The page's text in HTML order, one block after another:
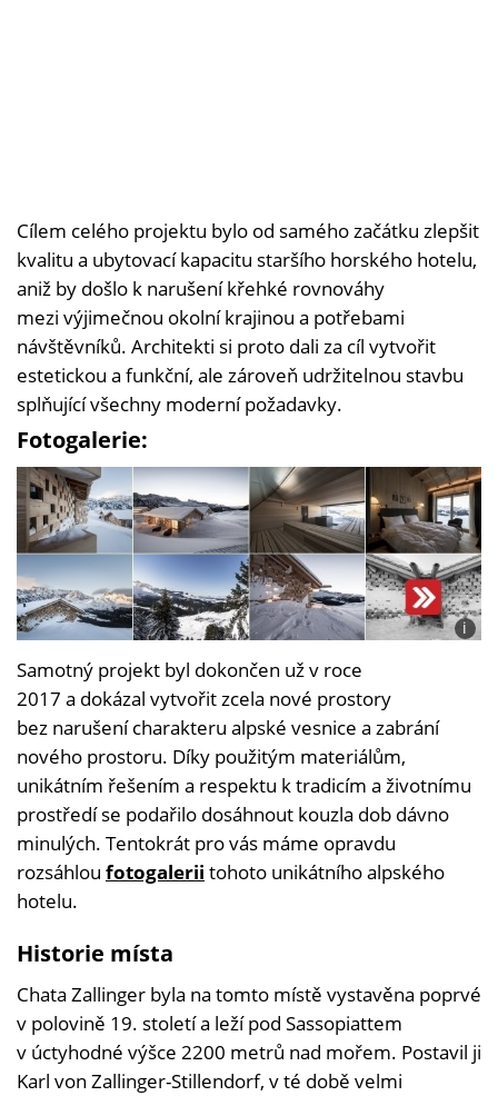
Cílem celého projektu bylo od samého začátku zlepšit
kvalitu a ubytovací kapacitu staršího horského hotelu,
aniž by došlo k narušení křehké rovnováhy
mezi výjimečnou okolní krajinou a potřebami
návštěvníků. Architekti si proto dali za cíl vytvořit
estetickou a funkční, ale zároveň udržitelnou stavbu
splňující všechny moderní požadavky.
Fotogalerie:
i
Samotný projekt byl dokončen už v roce
2017 a dokázal vytvořit zcela nové prostory
bez narušení charakteru alpské vesnice a zabrání
nového prostoru. Díky použitým materiálům,
unikátním řešením a respektu k tradicím a životnímu
prostředí se podařilo dosáhnout kouzla dob dávno
minulých. Tentokrát pro vás máme opravdu
rozsáhlou fotogalerii tohoto unikátního alpského
hotelu.
Historie místa
Chata Zallinger byla na tomto místě vystavěna poprvé
v polovině 19. století a leží pod Sassopiattem
v úctyhodné výšce 2200 metrů nad mořem. Postavil ji
Karl von Zallinger-Stillendorf, v té době velmi